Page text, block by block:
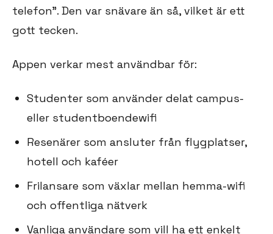
telefon”. Den var snävare än så, vilket är ett
gott tecken.
Appen verkar mest användbar för:
Studenter som använder delat campus-
eller studentboendewifi
Resenärer som ansluter från flygplatser,
hotell och kaféer
Frilansare som växlar mellan hemma-wifi
och offentliga nätverk
Vanliga användare som vill ha ett enkelt